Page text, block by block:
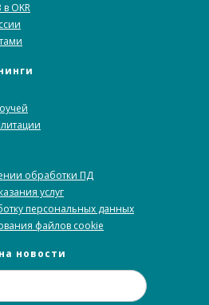
новости
обработки ПД
услуг
OKR
персональных данных
файлов cookie